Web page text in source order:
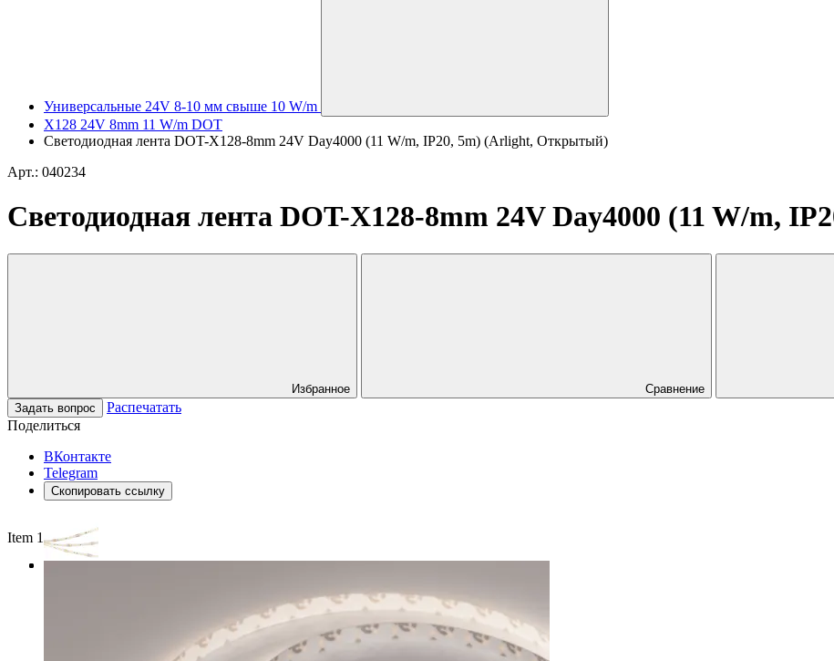
Универсальные 24V 8-10 мм свыше 10 W/m
X128 24V 8mm 11 W/m DOT
Светодиодная лента DOT-X128-8mm 24V Day4000 (11 W/m, IP20, 5m) (Arlight, Открытый)
Арт.: 040234
Светодиодная лента DOT-X128-8mm 24V Day4000 (11 W/m,
Избранное Сравнение
Задать вопрос
Распечатать
Поделиться
ВКонтакте
Telegram
Скопировать ссылку
Item 1 of 3